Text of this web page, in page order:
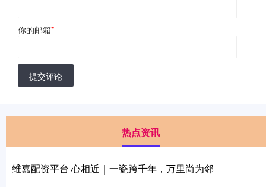
你的邮箱*
提交评论
热点资讯
维嘉配资平台 心相近｜一瓷跨千年，万里尚为邻